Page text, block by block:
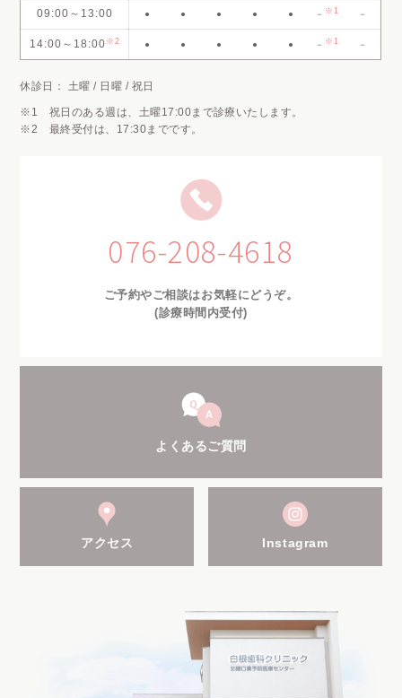
09:00～13:00 ● ● ● ● ● － ※1 －
14:00～18:00 ※2 ● ● ● ● ● － ※1 －
休診日： 土曜 / 日曜 / 祝日
※1 祝日のある週は、土曜17:00まで診療いたします。
※2 最終受付は、17:30までです。
076-208-4618
ご予約やご相談はお気軽にどうぞ。
(診療時間内受付)
よくあるご質問
アクセス Instagram